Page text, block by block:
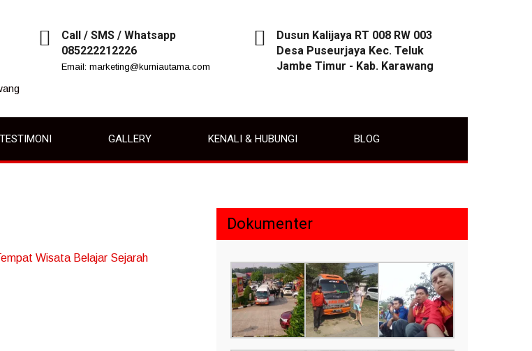
Call / SMS / Whatsapp
085222212226
Email: marketing@kurniautama.com
Dusun Kalijaya RT 008 RW 003
Desa Puseurjaya Kec. Teluk
Jambe Timur - Kab. Karawang
TESTIMONI GALLERY KENALI & HUBUNGI BLOG
Wisata Belajar Sejarah
Dokumenter